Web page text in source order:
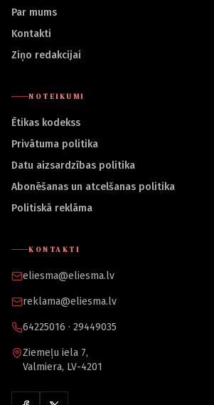
Par mums
Kontakti
Ziņo redakcijai
NOTEIKUMI
Ētikas kodekss
Privātuma politika
Datu aizsardzības politika
Abonēšanas un atcelšanas politika
Politiskā reklāma
KONTAKTI
eliesma@eliesma.lv
reklama@eliesma.lv
64225016 · 29449035
Ziemeļu iela 7,
Valmiera, LV-4201